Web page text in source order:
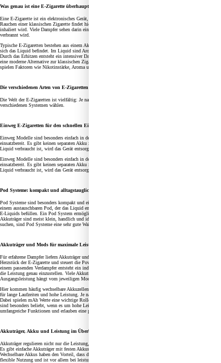
Was genau ist eine E-Zigarette überhaupt?
Eine E-Zigarette ist ein elektronisches Gerät, das Liquid erhitzt und in Dampf verwandelt. Anders als beim
Rauchen einer klassischen Zigarette findet hier keine Verbrennung statt. Statt Rauch entsteht Dampf, der
inhaliert wird. Viele Dampfer sehen darin eine Alternative zum herkömmlichen Rauchen, da kein Tabak
verbrannt wird.
Typische E-Zigaretten bestehen aus einem Akkuträger, einem Verdampfer und einem Tank oder Pod, in dem
sich das Liquid befindet. Im Liquid sind Aromen, gegebenenfalls Nikotin und weitere Bestandteile enthalten.
Durch das Erhitzen entsteht ein intensiver Dampf mit gewünschtem Geschmack. Für viele ist die E Zigarette
eine moderne Alternative zur klassischen Zigarette. Vor allem beim Umstieg vom Rauchen auf das Dampfen
spielen Faktoren wie Nikotinstärke, Aroma und Handhabung eine große Rolle.
Die verschiedenen Arten von E-Zigaretten
Die Welt der E-Zigaretten ist vielfältig: Je nach Bedarf, Erfahrung und Vorlieben kannst du zwischen
verschiedenen Systemen wählen.
Einweg E-Zigaretten für den schnellen Einstieg
Einweg Modelle sind besonders einfach in der Nutzung. Sie sind bereits mit Liquid befüllt und sofort
einsatzbereit. Es gibt keinen separaten Akku zum Aufladen und keinen Verdampfer zum Wechseln. Sobald das
Liquid verbraucht ist, wird das Gerät entsorgt.
Einweg Modelle sind besonders einfach in der Nutzung. Sie sind bereits mit Liquid befüllt und sofort
einsatzbereit. Es gibt keinen separaten Akku zum Aufladen und keinen Verdampfer zum Wechseln. Sobald das
Liquid verbraucht ist, wird das Gerät entsorgt.
Pod Systeme: kompakt und alltagstauglich
Pod Systeme sind besonders kompakt und einfach zu bedienen. Sie bestehen aus einem kleinen Akku und
einem austauschbaren Pod, der das Liquid enthält. Manche Pods sind vorbefüllt, andere kannst du selbst mit
E-Liquids befüllen. Ein Pod System ermöglicht ein unkompliziertes Dampferlebnis mit wenig Aufwand. Die
Akkuträger sind meist klein, handlich und ideal für unterwegs. Gerade für Nutzer, die eine praktische Lösung
suchen, sind Pod Systeme eine sehr gute Wahl.
Akkuträger und Mods für maximale Leistung
Für erfahrene Dampfer liefern Akkuträger und Mods deutlich mehr Möglichkeiten. Ein Akkuträger ist das
Herzstück der E-Zigarette und steuert die Power, die an den Verdampfer abgegeben wird. In Kombination mit
einem passenden Verdampfer entsteht ein individuell anpassbares System. Ein Mod Akkuträger erlaubt es dir,
die Leistung genau einzustellen. Viele Akkuträger erreichen 100 Watt oder sogar mehr. Die maximale
Ausgangsleistung hängt vom jeweiligen Modell ab.
Hier kommen häufig wechselbare Akkuzellen zum Einsatz, zum Beispiel 18650er Akkus. Diese Akkus sorgen
für lange Laufzeiten und hohe Leistung. Je nach Modell können ein oder mehrere Akkus verwendet werden.
Dabei spielen mAh Werte eine wichtige Rolle, da sie die Kapazität der Akkuzelle angeben. Box Mod Geräte
sind besonders beliebt, wenn es um hohe Leistung und viele Einstellungsmöglichkeiten geht. Sie bieten
umfangreiche Funktionen und erlauben eine präzise Kontrolle der Wattzahl und der Ausgangsleistung.
Akkuträger, Akku und Leistung im Überblick
Akkuträger regulieren nicht nur die Leistung, sondern sorgen auch für Sicherheit und steuern die Energiezufuhr.
Es gibt einfache Akkuträger mit festen Akkus sowie Modelle mit wechselbaren 18650er Akkuzellen.
Wechselbare Akkus haben den Vorteil, dass du sie austauschen kannst, wenn sie leer sind. Das ermöglicht eine
flexible Nutzung und ist vor allem bei leistungsstarken Mods praktisch.